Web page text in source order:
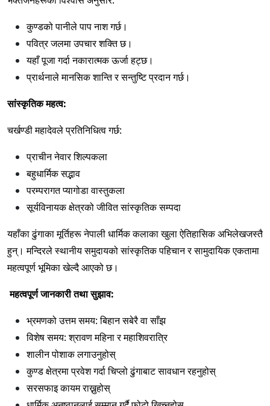
कुण्डको पानीले पाप नाश गर्छ।
पवित्र जलमा उपचार शक्ति छ।
यहाँ पूजा गर्दा नकारात्मक ऊर्जा हट्छ।
प्रार्थनाले मानसिक शान्ति र सन्तुष्टि प्रदान गर्छ।
सांस्कृतिक महत्व:
चर्खण्डी महादेवले प्रतिनिधित्व गर्छ:
प्राचीन नेवार शिल्पकला
बहुधार्मिक सद्भाव
परम्परागत प्यागोडा वास्तुकला
सूर्यविनायक क्षेत्रको जीवित सांस्कृतिक सम्पदा
यहाँका ढुंगाका मूर्तिहरू नेपाली धार्मिक कलाका खुला ऐतिहासिक अभिलेखजस्तै
हुन्। मन्दिरले स्थानीय समुदायको सांस्कृतिक पहिचान र सामुदायिक एकतामा
महत्वपूर्ण भूमिका खेल्दै आएको छ।
महत्वपूर्ण जानकारी तथा सुझाव:
भ्रमणको उत्तम समय: बिहान सबेरै वा साँझ
विशेष समय: श्रावण महिना र महाशिवरात्रि
शालीन पोशाक लगाउनुहोस्
कुण्ड क्षेत्रमा प्रवेश गर्दा चिप्लो ढुंगाबाट सावधान रहनुहोस्
सरसफाइ कायम राख्नुहोस्